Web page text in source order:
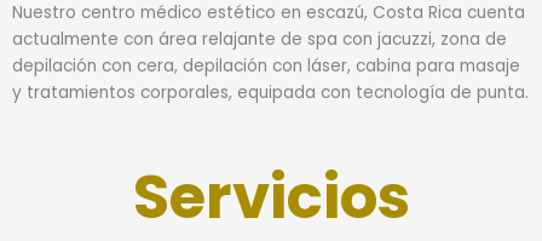
Nuestro centro médico estético en escazú, Costa Rica cuenta
actualmente con área relajante de spa con jacuzzi, zona de
depilación con cera, depilación con láser, cabina para masaje
y tratamientos corporales, equipada con tecnología de punta.
Servicios